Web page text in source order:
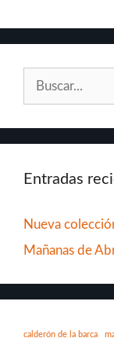
Entradas
Nueva
Mañanas de
calderón de la barca